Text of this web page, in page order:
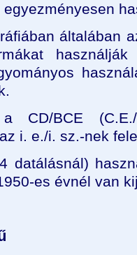
általában
a CD/BCE
i. e./i. sz.-nek
datálásnál)
es évnél van